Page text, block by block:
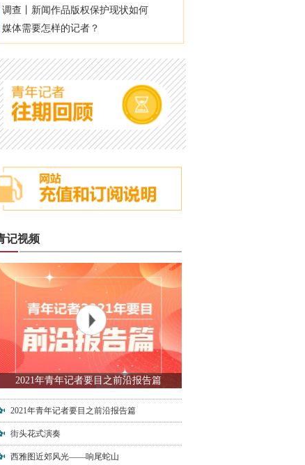
调查丨新闻作品版权保护现状如何
媒体需要怎样的记者？
记视频
2021年青年记者要目之前沿报告篇
2021年青年记者要目之前沿报告篇
街头花式演奏
西雅图近郊风光——响尾蛇山